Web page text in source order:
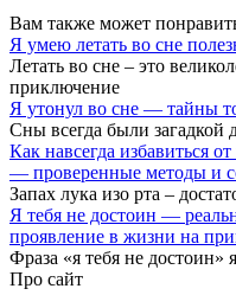
Вам также может
Я умею летать во сне
Летать во сне – это
приключение
Я утонул во сне — тайны
Сны всегда были загадкой
Как навсегда избавиться
— проверенные методы и
Запах лука изо рта –
Я тебя не достоин —
проявление в жизни на
Фраза «я тебя не достоин»
Про сайт